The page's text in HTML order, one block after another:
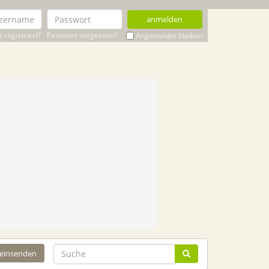
anmelden
registriert? Passwort vergessen? Angemeldet bleiben